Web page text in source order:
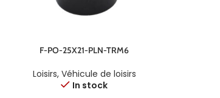
F-PO-25X21-PLN-TRM6
Loisirs, Véhicule de loisirs
In stock